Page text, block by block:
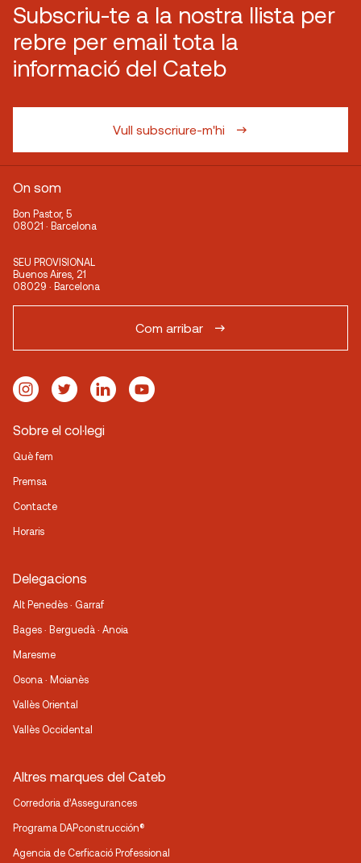
Subscriu-te a la nostra llista per
rebre per email tota la
informació del Cateb
Vull subscriure-m'hi
On som
Bon Pastor, 5
08021 · Barcelona
SEU PROVISIONAL
Buenos Aires, 21
08029 · Barcelona
Com arribar
Sobre el col·legi
Què fem
Premsa
Contacte
Horaris
Delegacions
Alt Penedès · Garraf
Bages · Berguedà · Anoia
Maresme
Osona · Moianès
Vallès Oriental
Vallès Occidental
Altres marques del Cateb
Corredoria d’Assegurances
Programa DAPconstrucción®
Agencia de Cerficació Professional